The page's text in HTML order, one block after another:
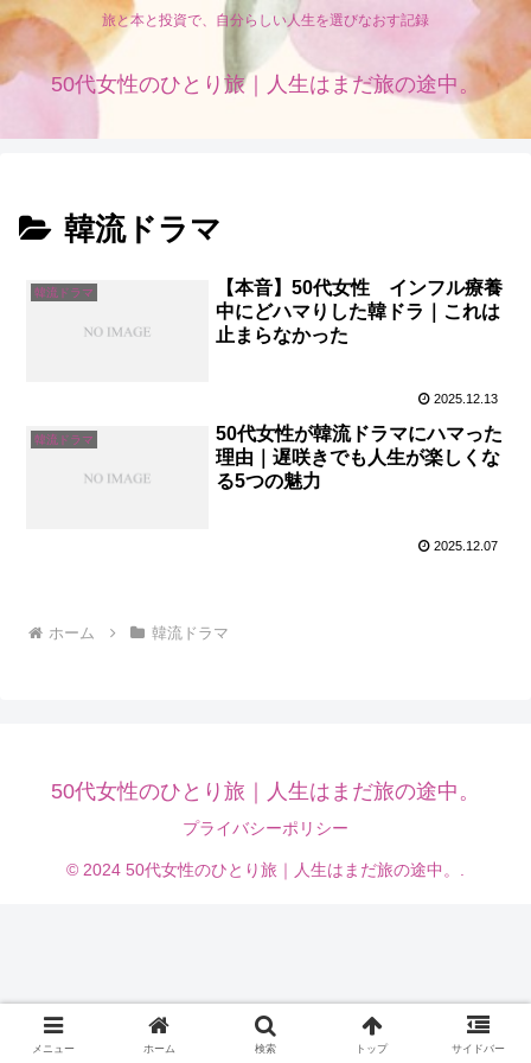
旅と本と投資で、自分らしい人生を選びなおす記録
50代女性のひとり旅｜人生はまだ旅の途中。
韓流ドラマ
韓流ドラマ
【本音】50代女性 インフル療養
中にどハマりした韓ドラ｜これは
止まらなかった
2025.12.13
韓流ドラマ
50代女性が韓流ドラマにハマった
理由｜遅咲きでも人生が楽しくな
る5つの魅力
2025.12.07
ホーム 韓流ドラマ
50代女性のひとり旅｜人生はまだ旅の途中。
プライバシーポリシー
© 2024 50代女性のひとり旅｜人生はまだ旅の途中。.
メニュー ホーム 検索 トップ サイドバー